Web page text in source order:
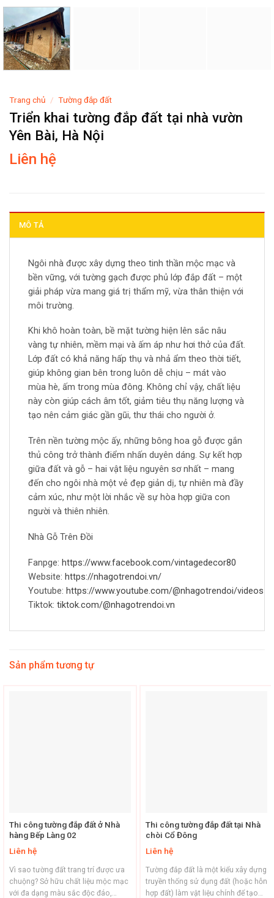
Trang chủ / Tường đắp đất
Triển khai tường đắp đất tại nhà vườn
Yên Bài, Hà Nội
Liên hệ
MÔ TẢ
Ngôi nhà được xây dựng theo tinh thần mộc mạc và
bền vững, với tường gạch được phủ lớp đắp đất – một
giải pháp vừa mang giá trị thẩm mỹ, vừa thân thiện với
môi trường.
Khi khô hoàn toàn, bề mặt tường hiện lên sắc nâu
vàng tự nhiên, mềm mại và ấm áp như hơi thở của đất.
Lớp đất có khả năng hấp thụ và nhả ẩm theo thời tiết,
giúp không gian bên trong luôn dễ chịu – mát vào
mùa hè, ấm trong mùa đông. Không chỉ vậy, chất liệu
này còn giúp cách âm tốt, giảm tiêu thụ năng lượng và
tạo nên cảm giác gần gũi, thư thái cho người ở.
Trên nền tường mộc ấy, những bông hoa gỗ được gắn
thủ công trở thành điểm nhấn duyên dáng. Sự kết hợp
giữa đất và gỗ – hai vật liệu nguyên sơ nhất – mang
đến cho ngôi nhà một vẻ đẹp giản dị, tự nhiên mà đầy
cảm xúc, như một lời nhắc về sự hòa hợp giữa con
người và thiên nhiên.
Nhà Gỗ Trên Đồi
Fanpge: https://www.facebook.com/vintagedecor80
Website: https://nhagotrendoi.vn/
Youtube: https://www.youtube.com/@nhagotrendoi/videos
Tiktok: tiktok.com/@nhagotrendoi.vn
Sản phẩm tương tự
Thi công tường đắp đất ở Nhà
hàng Bếp Làng 02
Liên hệ
Vì sao tường đất trang trí được ưa
chuộng? Sở hữu chất liệu mộc mạc
với đa dạng màu sắc độc đáo,
Thi công tường đắp đất tại Nhà
chòi Cổ Đông
Liên hệ
Tường đắp đất là một kiểu xây dựng
truyền thống sử dụng đất (hoặc hỗn
hợp đất) làm vật liệu chính để tạo